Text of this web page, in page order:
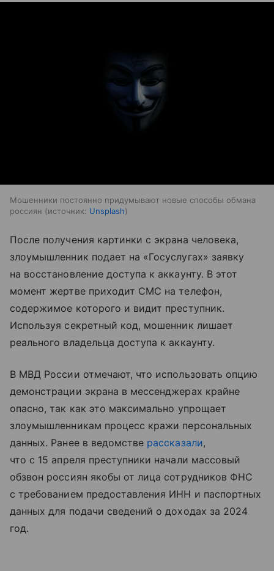
Мошенники постоянно придумывают новые способы обмана
россиян
источник: Unsplash
После получения картинки с экрана человека,
злоумышленник подает на «Госуслугах» заявку
на восстановление доступа к аккаунту. В этот
момент жертве приходит СМС на телефон,
содержимое которого и видит преступник.
Используя секретный код, мошенник лишает
реального владельца доступа к аккаунту.
В МВД России отмечают, что использовать опцию
демонстрации экрана в мессенджерах крайне
опасно, так как это максимально упрощает
злоумышленникам процесс кражи персональных
данных. Ранее в ведомстве рассказали,
что с 15 апреля преступники начали массовый
обзвон россиян якобы от лица сотрудников ФНС
с требованием предоставления ИНН и паспортных
данных для подачи сведений о доходах за 2024
год.